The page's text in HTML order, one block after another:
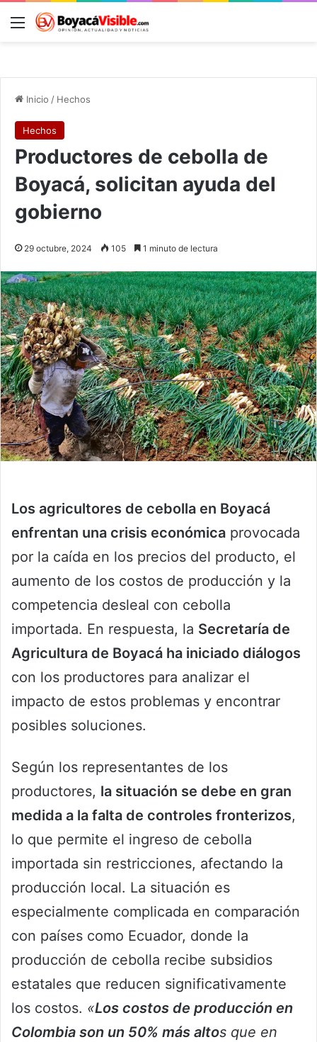
Menú
Inicio / Hechos
Hechos
Productores de cebolla de
Boyacá, solicitan ayuda del
gobierno
29 octubre, 2024 105 1 minuto de lectura
Los agricultores de cebolla en Boyacá
enfrentan una crisis económica provocada
por la caída en los precios del producto, el
aumento de los costos de producción y la
competencia desleal con cebolla
importada. En respuesta, la Secretaría de
Agricultura de Boyacá ha iniciado diálogos
con los productores para analizar el
impacto de estos problemas y encontrar
posibles soluciones.
Según los representantes de los
productores, la situación se debe en gran
medida a la falta de controles fronterizos,
lo que permite el ingreso de cebolla
importada sin restricciones, afectando la
producción local. La situación es
especialmente complicada en comparación
con países como Ecuador, donde la
producción de cebolla recibe subsidios
estatales que reducen significativamente
los costos. «Los costos de producción en
Colombia son un 50% más altos que en